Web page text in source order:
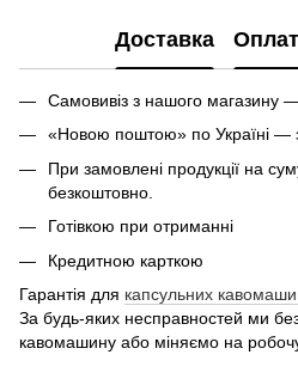
Доставка
Самовивіз з нашого магазину
«Новою поштою» по Україні —
При замовлені продукції на
безкоштовно.
Готівкою при отриманні
Кредитною карткою
Гарантія для капсульних
За будь-яких несправностей ми
кавомашину або міняємо на